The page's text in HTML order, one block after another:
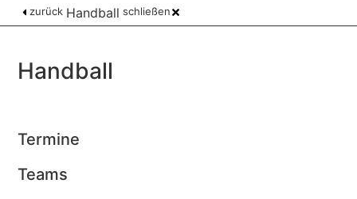
zurück Handball schließen
Handball
Termine
Teams